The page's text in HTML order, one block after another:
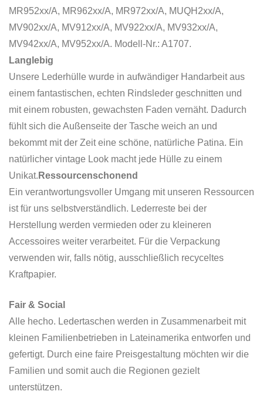
MR952xx/A, MR962xx/A, MR972xx/A, MUQH2xx/A,
MV902xx/A, MV912xx/A, MV922xx/A, MV932xx/A,
MV942xx/A, MV952xx/A. Modell-Nr.: A1707.
Langlebig
Unsere Lederhülle wurde in aufwändiger Handarbeit aus
einem fantastischen, echten Rindsleder geschnitten und
mit einem robusten, gewachsten Faden vernäht. Dadurch
fühlt sich die Außenseite der Tasche weich an und
bekommt mit der Zeit eine schöne, natürliche Patina. Ein
natürlicher vintage Look macht jede Hülle zu einem
Unikat. Ressourcenschonend
Ein verantwortungsvoller Umgang mit unseren Ressourcen
ist für uns selbstverständlich. Lederreste bei der
Herstellung werden vermieden oder zu kleineren
Accessoires weiter verarbeitet. Für die Verpackung
verwenden wir, falls nötig, ausschließlich recyceltes
Kraftpapier.
Fair & Social
Alle hecho. Ledertaschen werden in Zusammenarbeit mit
kleinen Familienbetrieben in Lateinamerika entworfen und
gefertigt. Durch eine faire Preisgestaltung möchten wir die
Familien und somit auch die Regionen gezielt
unterstützen.